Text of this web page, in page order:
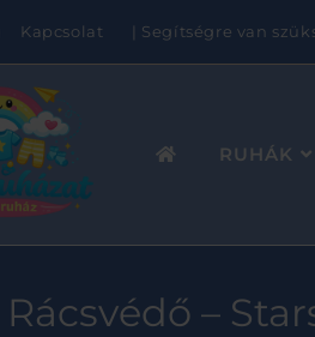
Kapcsolat | Segítségre van
RUHÁK
–